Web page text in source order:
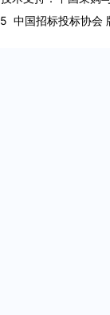
国招标投标协会